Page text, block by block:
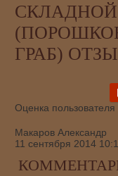
ГРАБ)
Оценка пользователя
Макаров Александр
11 сентября 2014